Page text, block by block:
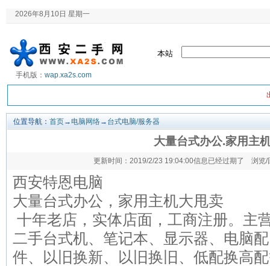
2026年8月10日 星期一
手机版： wap.xa2s.com
本站
位置导航： 首页→电脑网络→ 台式电脑/服务器
大量台式办公.家用主
更新时间：2019/2/23 19:04:00信息已经过期了 浏览
西安特恩电脑
大量台式办公，家用主机大甩卖
十年老店，实体店面，工商注册。主
二手台式机、笔记本、显示器、电脑配
件、以旧换新、以旧换旧、低配换高